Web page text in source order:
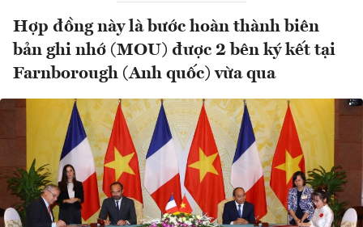
Hợp đồng này là bước hoàn thành biên
bản ghi nhớ (MOU) được 2 bên ký kết tại
Farnborough (Anh quốc) vừa qua